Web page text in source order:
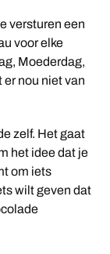
versturen een
voor elke
Moederdag,
er nou niet van
zelf. Het gaat
het idee dat je
om iets
wilt geven dat